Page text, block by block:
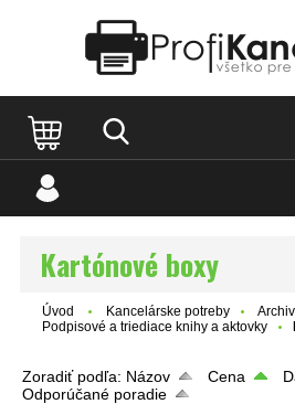
Kartónové boxy
Úvod Kancelárske potreby
Podpisové a triediace knihy a aktovky
Zoradiť podľa: Názov Cena
Odporúčané poradie
Katalóg internetových stránok Designed